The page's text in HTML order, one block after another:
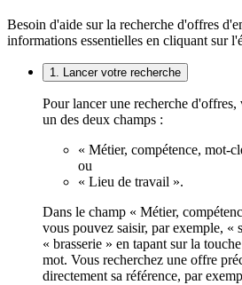
Besoin d'aide sur la recherche d'offres
informations essentielles en cliquant sur
1. Lancer votre recherche
Pour lancer une recherche
un des deux champs :
« Métier, compétence, mot-
ou
« Lieu de travail ».
Dans le champ « Métier,
vous pouvez saisir, par exemple, «
« brasserie » en tapant sur la
mot. Vous recherchez une offre
directement sa référence, par